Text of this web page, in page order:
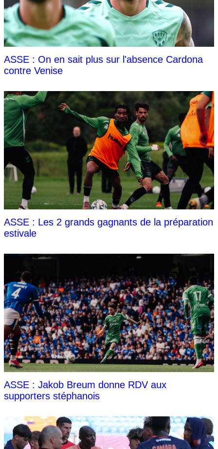
ASSE : On en sait plus sur l'absence Cardona
contre Venise
ASSE : Les 2 grands gagnants de la préparation
estivale
ASSE : Jakob Breum donne RDV aux
supporters stéphanois